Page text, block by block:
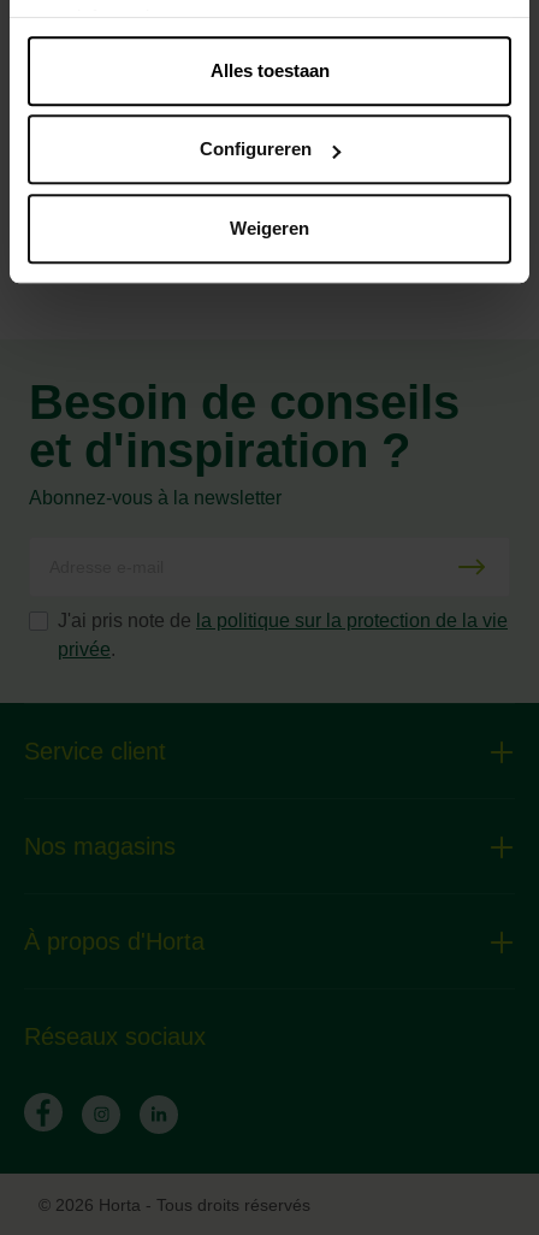
meer informatie.
Alles toestaan
Configureren
Weigeren
vivaces, des arbustes et des annuelles. Les bulbes
conviennent également à la plantation en pot sur la terrasse
Caractéristiques
Besoin de conseils
et d'inspiration ?
Abonnez-vous à la newsletter
J'ai pris note de la politique sur la protection de la vie
privée.
Service client
Nos magasins
À propos d'Horta
Réseaux sociaux
© 2026 Horta - Tous droits réservés